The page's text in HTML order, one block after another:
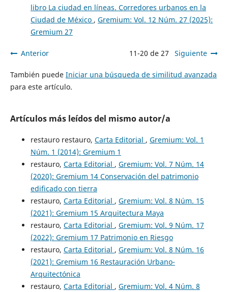
libro La ciudad en líneas. Corredores urbanos en la
Ciudad de México , Gremium: Vol. 12 Núm. 27 (2025):
Gremium 27
Anterior 11-20 de 27 Siguiente
También puede Iniciar una búsqueda de similitud avanzada
para este artículo.
Artículos más leídos del mismo autor/a
restauro restauro, Carta Editorial , Gremium: Vol. 1
Núm. 1 (2014): Gremium 1
restauro, Carta Editorial , Gremium: Vol. 7 Núm. 14
(2020): Gremium 14 Conservación del patrimonio
edificado con tierra
restauro, Carta Editorial , Gremium: Vol. 8 Núm. 15
(2021): Gremium 15 Arquitectura Maya
restauro, Carta Editorial , Gremium: Vol. 9 Núm. 17
(2022): Gremium 17 Patrimonio en Riesgo
restauro, Carta Editorial , Gremium: Vol. 8 Núm. 16
(2021): Gremium 16 Restauración Urbano-
Arquitectónica
restauro, Carta Editorial , Gremium: Vol. 4 Núm. 8